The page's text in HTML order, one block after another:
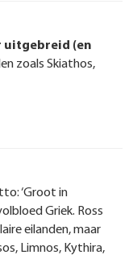
uitgebreid (en
zoals Skiathos,
‘Groot in
Griek. Ross
eilanden, maar
Limnos, Kythira,